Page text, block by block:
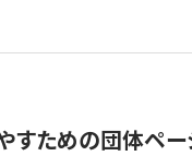
すための団体ペ